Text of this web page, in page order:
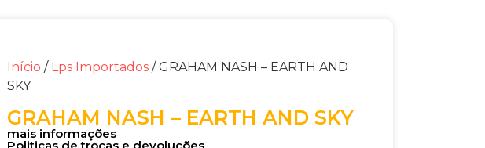
Início / Lps Importados/ GRAHAM NASH – EARTH AND
SKY
GRAHAM NASH – EARTH AND SKY
mais informações